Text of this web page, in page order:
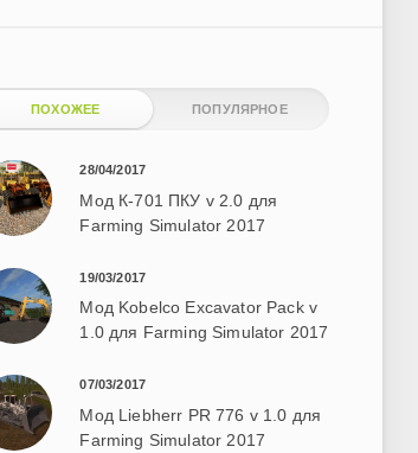
ПОХОЖЕЕ ПОПУЛЯРНОЕ
28/04/2017
Мод К-701 ПКУ v 2.0 для
Farming Simulator 2017
19/03/2017
Мод Kobelco Excavator Pack v
1.0 для Farming Simulator 2017
07/03/2017
Мод Liebherr PR 776 v 1.0 для
Farming Simulator 2017